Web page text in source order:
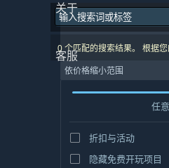
关于
客服
0 个匹配的搜索结果。 根据
依价格缩小范围
任
折扣与活动
隐藏免费开玩项目